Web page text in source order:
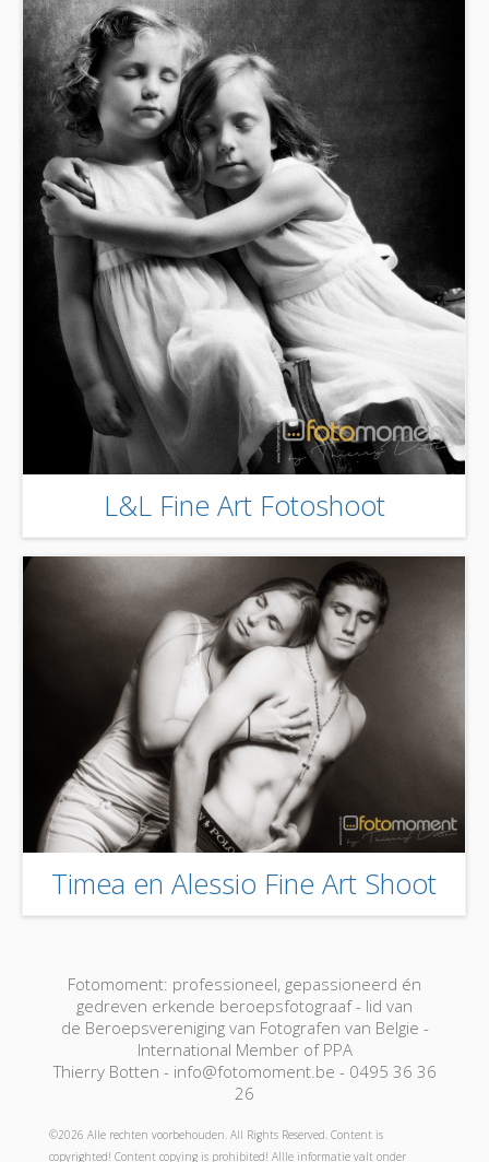
L&L Fine Art Fotoshoot
Timea en Alessio Fine Art Shoot
Fotomoment: professioneel, gepassioneerd én
gedreven erkende beroepsfotograaf - lid van
de Beroepsvereniging van Fotografen van Belgie -
International Member of PPA
Thierry Botten - info@fotomoment.be - 0495 36 36
26
©2026 Alle rechten voorbehouden. All Rights Reserved. Content is
copyrighted! Content copying is prohibited! Allle informatie valt onder